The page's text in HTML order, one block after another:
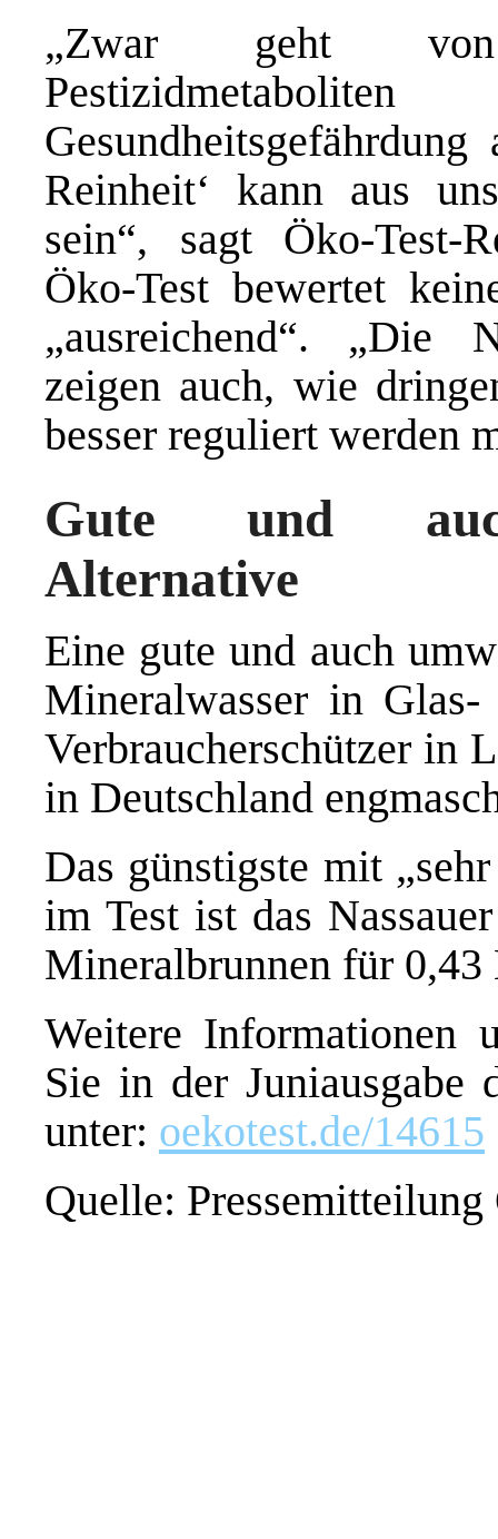
„Zwar geht von
Reinheit‘ kann aus
sein“, sagt Öko-Test-
Öko-Test bewertet
„ausreichend“. „Die
zeigen auch, wie
besser reguliert werden
Gute und
Alternative
Eine gute und auch
Mineralwasser in Glas-
Verbraucherschützer in
in Deutschland
Das günstigste mit
im Test ist das
Mineralbrunnen für
Weitere Informationen
Sie in der Juniausgabe
unter: oekotest.de/14615
Quelle: Pressemitteilung